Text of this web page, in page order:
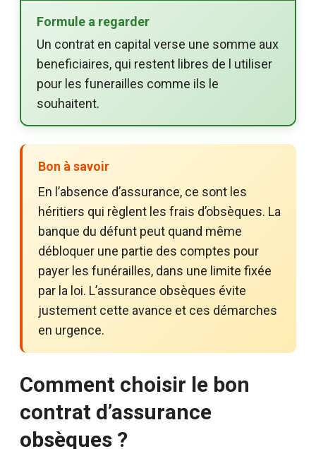
Formule a regarder
Un contrat en capital verse une somme aux
beneficiaires, qui restent libres de l utiliser
pour les funerailles comme ils le
souhaitent.
Bon à savoir
En l’absence d’assurance, ce sont les
héritiers qui règlent les frais d’obsèques. La
banque du défunt peut quand même
débloquer une partie des comptes pour
payer les funérailles, dans une limite fixée
par la loi. L’assurance obsèques évite
justement cette avance et ces démarches
en urgence.
Comment choisir le bon
contrat d’assurance
obsèques ?